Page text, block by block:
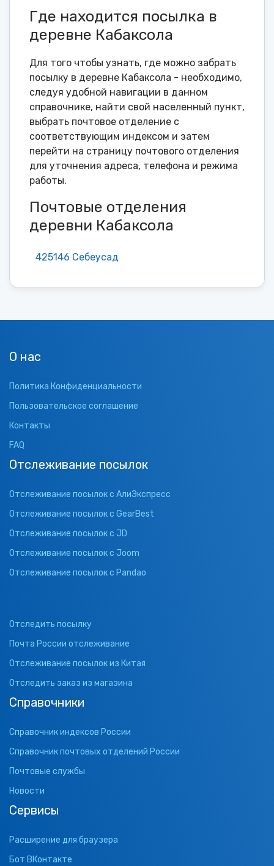
Где находится посылка в
деревне Кабаксола
Для того чтобы узнать, где можно забрать
посылку в деревне Кабаксола - необходимо,
следуя удобной навигации в данном
справочнике, найти свой населенный пункт,
выбрать почтовое отделение с
соответствующим индексом и затем
перейти на страницу почтового отделения
для уточнения адреса, телефона и режима
работы.
Почтовые отделения
деревни Кабаксола
425146 Себеусад
О нас
Политика Конфиденциальности
Пользовательское соглашение
Контакты
FAQ
Отслеживание посылок
Отслеживание посылок с АлиЭкспресс
Отслеживание посылок с GearBest
Отслеживание посылок с JD
Отслеживание посылок с Joom
Отслеживание посылок с Pandao
Отследить посылку
Почта России отслеживание
Отслеживание посылок из Китая
Отследить заказ из магазина
Справочники
Справочник индексов России
Справочник почтовых отделений России
Почтовые службы
Новости
Сервисы
Расширение для браузера
Бот ВКонтакте